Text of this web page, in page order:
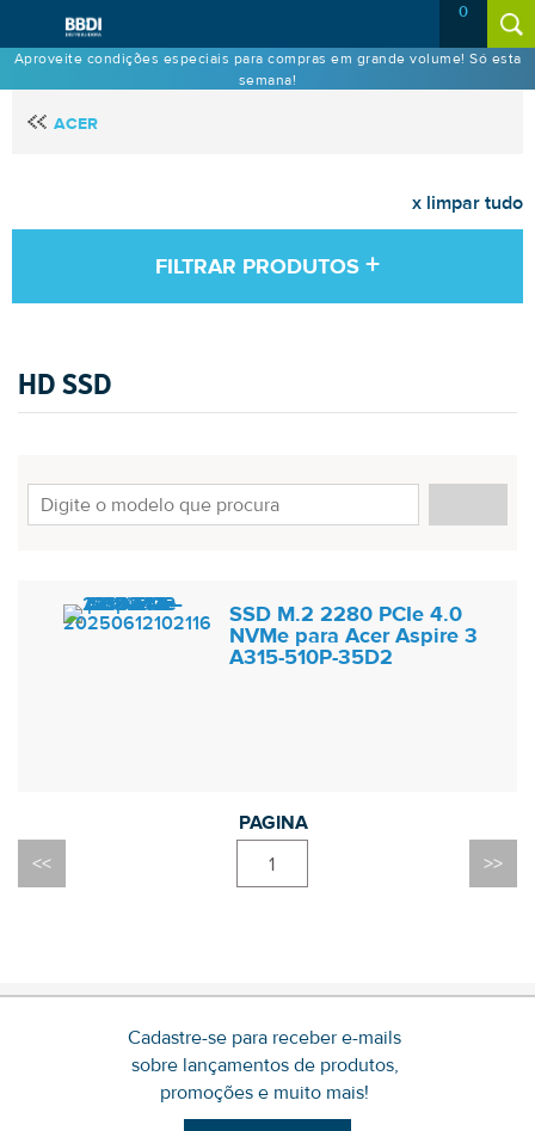
0
Aproveite condições especiais para compras em grande volume! Só esta
semana!
ACER
x limpar tudo
FILTRAR PRODUTOS +
HD SSD
SSD M.2 2280 PCIe 4.0
NVMe para Acer Aspire 3
A315-510P-35D2
1
Cadastre-se para receber e-mails
sobre lançamentos de produtos,
promoções e muito mais!